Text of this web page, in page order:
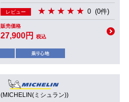
レビュー 0 (0件)
販売価格
27,900円 税込
(MICHELIN(ミシュラン))